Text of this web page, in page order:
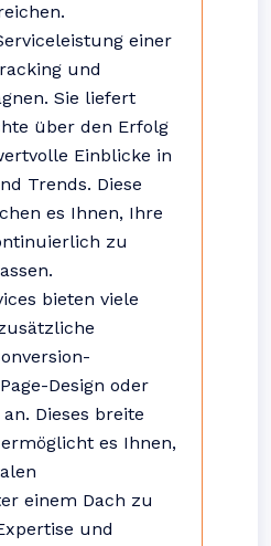
einer
und
Sie liefert
über den Erfolg
Einblicke in
Trends. Diese
es Ihnen, Ihre
zu
bieten viele
Design oder
Dieses breite
es Ihnen,
einem Dach zu
und